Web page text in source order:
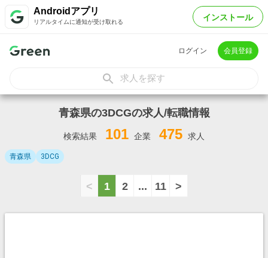
Androidアプリ
リアルタイムに通知が受け取れる インストール
ログイン 会員登録
求人を探す
青森県の3DCGの求人/転職情報
検索結果 101 企業 475 求人
青森県 3DCG
< 1 2 ... 11 >